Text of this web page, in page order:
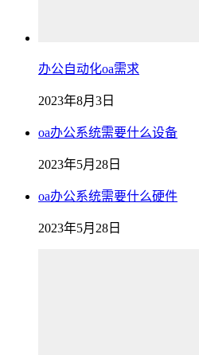
办公自动化oa需求
2023年8月3日
oa办公系统需要什么设备
2023年5月28日
oa办公系统需要什么硬件
2023年5月28日